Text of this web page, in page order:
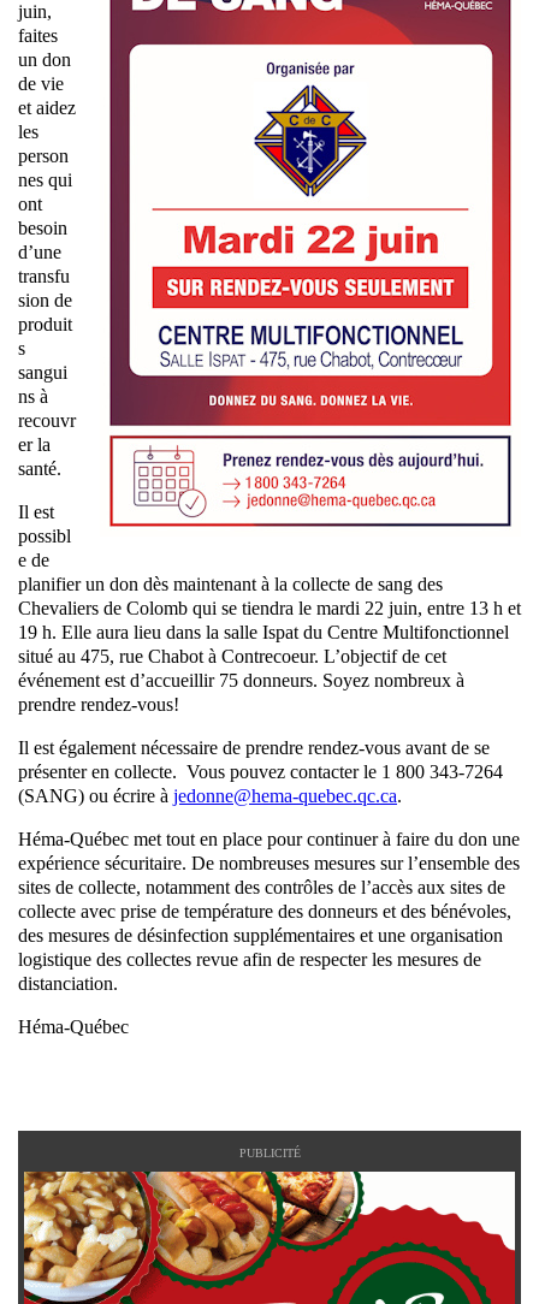
juin,
faites
un don
de vie
et aidez
les
person
nes qui
ont
besoin
d’une
transfu
sion de
produit
s
sangui
ns à
recouvr
er la
santé.
Il est
possibl
e de
planifier un don dès maintenant à la collecte de sang des
Chevaliers de Colomb qui se tiendra le mardi 22 juin, entre 13 h et
19 h. Elle aura lieu dans la salle Ispat du Centre Multifonctionnel
situé au 475, rue Chabot à Contrecoeur. L’objectif de cet
événement est d’accueillir 75 donneurs. Soyez nombreux à
prendre rendez-vous!
Il est également nécessaire de prendre rendez-vous avant de se
présenter en collecte. Vous pouvez contacter le 1 800 343-7264
(SANG) ou écrire à jedonne@hema-quebec.qc.ca.
Héma-Québec met tout en place pour continuer à faire du don une
expérience sécuritaire. De nombreuses mesures sur l’ensemble des
sites de collecte, notamment des contrôles de l’accès aux sites de
collecte avec prise de température des donneurs et des bénévoles,
des mesures de désinfection supplémentaires et une organisation
logistique des collectes revue afin de respecter les mesures de
distanciation.
Héma-Québec
PUBLICITÉ